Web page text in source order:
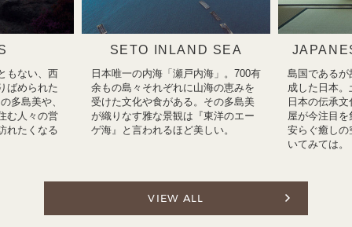
もない、西
ばめられた
多島美や、
む人々の営
れたくなる
SETO INLAND SEA
日本唯一の内海「瀬戸内海」。700有
余もの島々それぞれに山海の恵みを
受けた文化や食がある。その多島美
が織りなす雅な景観は『東洋のエー
ゲ海』と言われるほど美しい。
島国であるが
成した日本
日本の伝承
屋が今注目
安らぐ癒しの
いてみては。
VIEW ALL